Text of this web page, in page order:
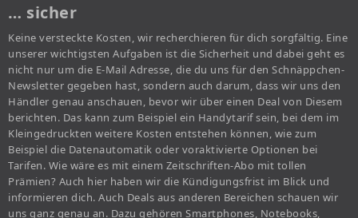
… sicher
Keine versteckte Kosten, wir recherchieren für dich sorgfältig. Eine
unserer wichtigsten Aufgaben ist die Sicherheit und dabei geht es
nicht nur um die E-Mail Adresse, die du uns für den Schnäppchen-
Newsletter gegeben hast, sondern auch darum, dass wir uns den
Händler genau anschauen, bevor wir über einen Deal von Diesem
berichten. Das kann zum Beispiel ein Handytarif sein, bei dem im
Kleingedruckten weitere Kosten entstehen können, wie zum
Beispiel die Datenautomatik oder voraktivierte Optionen bei
Tarifen. Wie wäre es mit einem Zeitschriften-Abo mit tollen
Prämien? Auch hier haben wir die Kündigungsfrist im Blick und
informieren dich. Auch Deals aus anderen Bereichen schauen wir
uns ganz genau an. Dazu gehören Smartphones, Notebooks,